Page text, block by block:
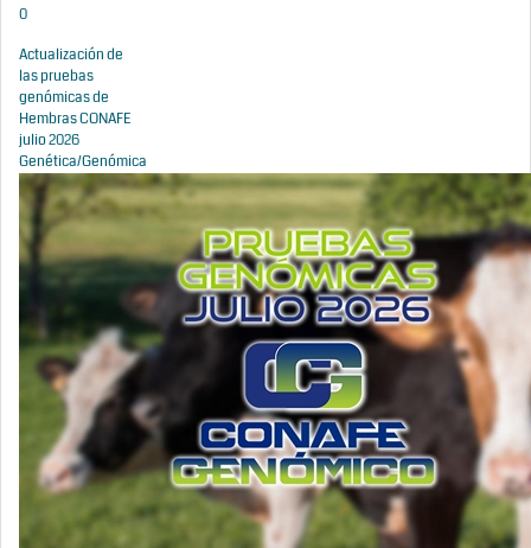
0
Actualización de
las pruebas
genómicas de
Hembras CONAFE
julio 2026
Genética/Genómica